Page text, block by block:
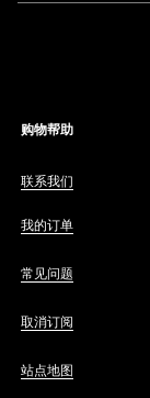
购物帮助
联系我们
我的订单
常见问题
取消订阅
站点地图